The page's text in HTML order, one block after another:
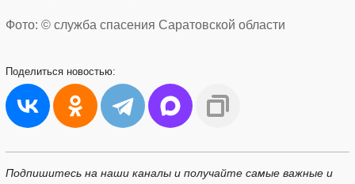
Фото: © служба спасения Саратовской области
Поделиться новостью:
Подпишитесь на наши каналы и получайте самые важные и